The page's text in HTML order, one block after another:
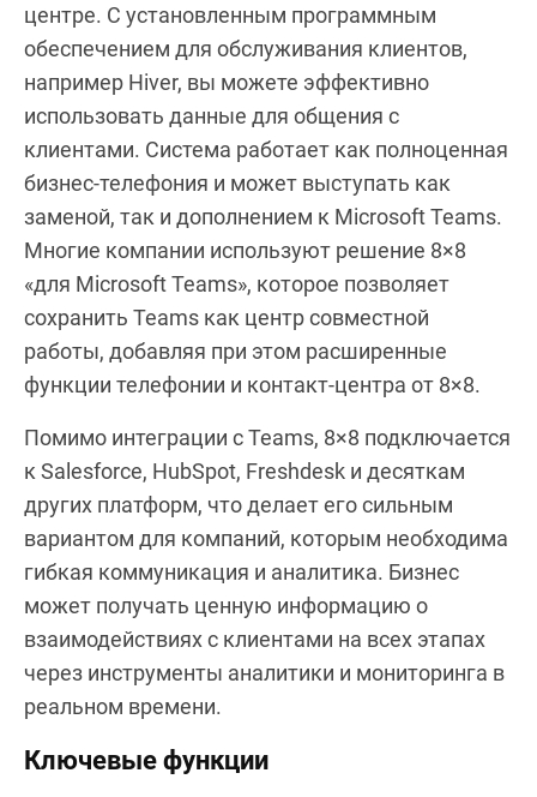
центре. С установленным программным
обеспечением для обслуживания клиентов,
например Hiver, вы можете эффективно
использовать данные для общения с
клиентами. Система работает как полноценная
бизнес-телефония и может выступать как
заменой, так и дополнением к Microsoft Teams.
Многие компании используют решение 8×8
«для Microsoft Teams», которое позволяет
сохранить Teams как центр совместной
работы, добавляя при этом расширенные
функции телефонии и контакт-центра от 8×8.
Помимо интеграции с Teams, 8×8 подключается
к Salesforce, HubSpot, Freshdesk и десяткам
других платформ, что делает его сильным
вариантом для компаний, которым необходима
гибкая коммуникация и аналитика. Бизнес
может получать ценную информацию о
взаимодействиях с клиентами на всех этапах
через инструменты аналитики и мониторинга в
реальном времени.
Ключевые функции